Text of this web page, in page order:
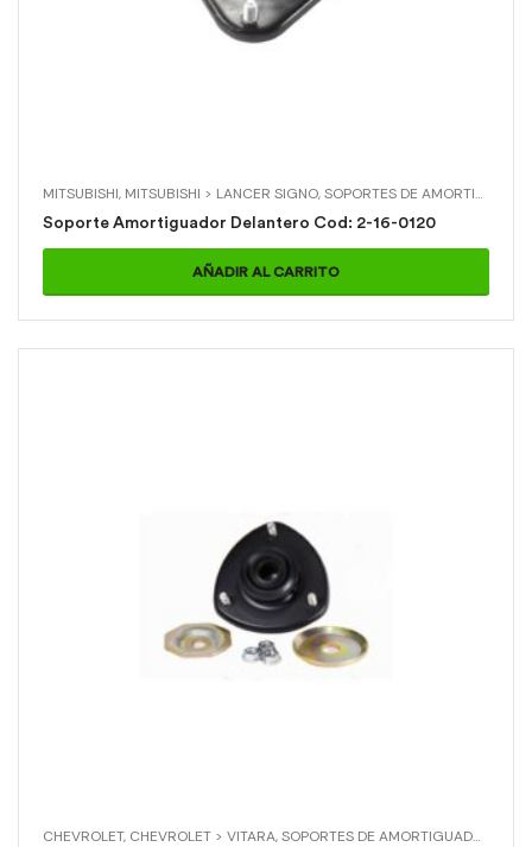
MITSUBISHI, MITSUBISHI > LANCER SIGNO,SOPORTES DE AMORTIGUADOR
Soporte Amortiguador Delantero Cod: 2-16-0120
AÑADIR AL CARRITO
CHEVROLET, CHEVROLET > VITARA,SOPORTES DE AMORTIGUADOR